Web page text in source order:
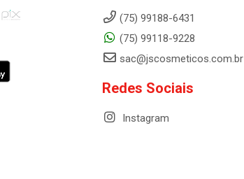
(75) 99188-6431
(75) 99118-9228
sac@jscosmeticos.com.br
Redes Sociais
Instagram